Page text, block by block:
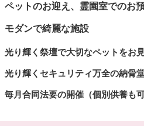
ペットのお迎え、霊園室でのお
モダンで綺麗な施設
光り輝く祭壇で大切なペットをお
光り輝くセキュリティ万全の納骨
毎月合同法要の開催（個別供養も可